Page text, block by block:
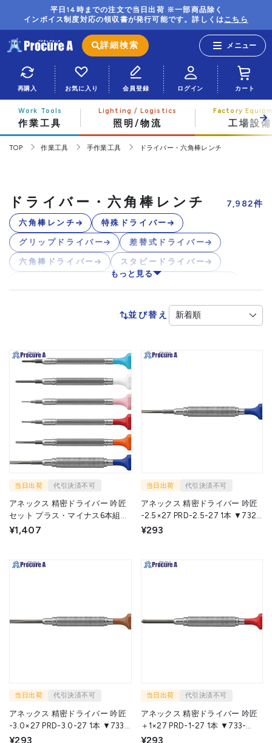
平日14時までの注文で当日出荷 ※一部商品除く
インボイス制度対応の領収書が発行可能です。詳しくはこちら
詳細検索
再購入 お気に入り 会員登録 ログイン カート
作業工具 照明/物流 工場設備
TOP 作業工具 手作業工具 ドライバー・六角棒レンチ
ドライバー・六角棒レンチ 7,982件
六角棒レンチ 特殊ドライバー
グリップドライバー 差替式ドライバー
六角棒ドライバー スタビードライバー
オフセット式ドライバー 木柄ドライバー
オフセット式ラチェットドライバー
ラチェット式ドライバー
インパクトドライバー（手動）
樹脂柄ドライバー 検電ドライバー
もっと見る
並び替え
当日出荷 代引決済不可
アネックス 精密ドライバー 吟匠
セット プラス・マイナス6本組
PRD-S1 1S ▼733-0424
¥1,407
当日出荷 代引決済不可
アネックス 精密ドライバー 吟匠
-2.5×27 PRD-2.5-27 1本 ▼732-
8953
¥293
当日出荷 代引決済不可
アネックス 精密ドライバー 吟匠
-3.0×27 PRD-3.0-27 1本 ▼733-
0423
¥293
当日出荷 代引決済不可
アネックス 精密ドライバー 吟匠
＋1×27 PRD-1-27 1本 ▼733-
0431
¥293